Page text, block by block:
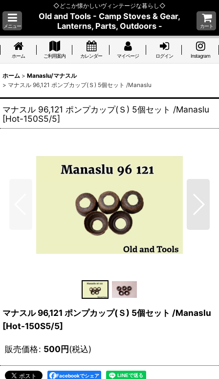
◇どこか懐かしいヴィンテージな暮らし◇
メニュー
Old and Tools - Camp Stoves & Gear,
Lanterns, Parts, Outdoors -
カート
ホーム ご利用案内 カレンダー マイページ ログイン Instagram
ホーム > Manaslu/マナスル
> マナスル 96,121 ポンプカップ(Ｓ) 5個セット /Manaslu
マナスル 96,121 ポンプカップ(Ｓ) 5個セット /Manaslu
[Hot-150S5/5]
マナスル 96,121 ポンプカップ(Ｓ) 5個セット /Manaslu
[Hot-150S5/5]
販売価格: 500円(税込)
Facebookでシェア